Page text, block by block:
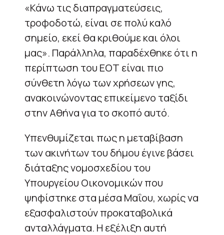
«Κάνω τις διαπραγματεύσεις,
τροφοδοτώ, είναι σε πολύ καλό
σημείο, εκεί θα κριθούμε και όλοι
μας». Παράλληλα, παραδέχθηκε ότι η
περίπτωση του ΕΟΤ είναι πιο
σύνθετη λόγω των χρήσεων γης,
ανακοινώνοντας επικείμενο ταξίδι
στην Αθήνα για το σκοπό αυτό.
Υπενθυμίζεται πως η μεταβίβαση
των ακινήτων του δήμου έγινε βάσει
διάταξης νομοσχεδίου του
Υπουργείου Οικονομικών που
ψηφίστηκε στα μέσα Μαΐου, χωρίς να
εξασφαλιστούν προκαταβολικά
ανταλλάγματα. Η εξέλιξη αυτή